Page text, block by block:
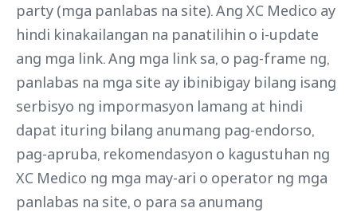
party (mga panlabas na site). Ang XC Medico ay
hindi kinakailangan na panatilihin o i-update
ang mga link. Ang mga link sa, o pag-frame ng,
panlabas na mga site ay ibinibigay bilang isang
serbisyo ng impormasyon lamang at hindi
dapat ituring bilang anumang pag-endorso,
pag-apruba, rekomendasyon o kagustuhan ng
XC Medico ng mga may-ari o operator ng mga
panlabas na site, o para sa anumang